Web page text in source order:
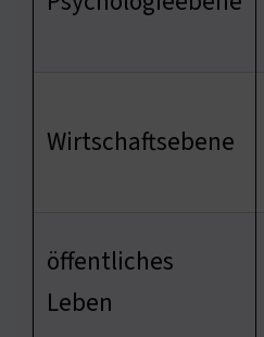
Wirtschaftsebene
öffentliches
Leben